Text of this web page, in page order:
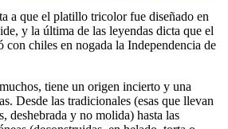
a que el platillo tricolor fue diseñado en
y la última de las leyendas dicta que el
con chiles en nogada la Independencia de
tiene un origen incierto y una
Desde las tradicionales (esas que llevan
deshebrada y no molida) hasta las